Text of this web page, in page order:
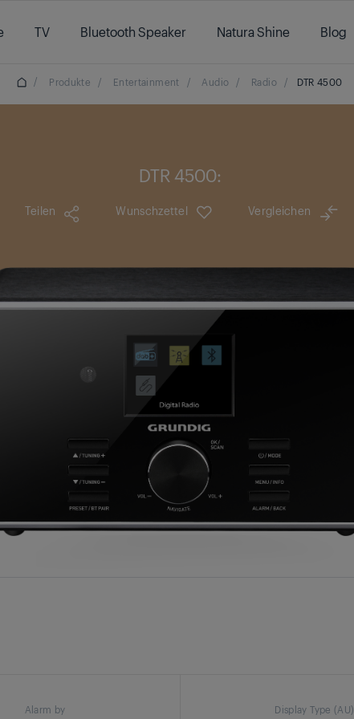
TV Bluetooth Speaker Natura Shine Blog
/ Produkte / Entertainment / Audio / Radio / DTR 4500
DTR 4500:
Teilen Wunschzettel Vergleichen
Alarm by Display Type (AU)